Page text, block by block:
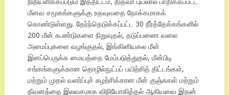
மீனவ சமூகங்களுக்கு உதவுவதை நோக்கமாகக்
கொண்டுள்ளது. தேர்ந்தெடுக்கப்பட்ட 30 நீர்த்தேக்கங்களில்
200 மீன் கூண்டுகளை நிறுவுதல், தடுப்பணை வலை
அமைப்புகளை வழங்குதல், இங்கினியகல மீன்
இனப்பெருக்க மையத்தை மேம்படுத்துதல், மீன்பிடி
சங்கங்களுக்கான தொழில்நுட்பப் பயிற்சித் திட்டங்கள்,
மற்றும் முதல் வளர்ப்புச் சுழற்சிக்கான மீன் குஞ்சுகள் மற்றும்
தீவனத்தை இலவசமாக விநியோகித்தல் ஆகியவை இதன்